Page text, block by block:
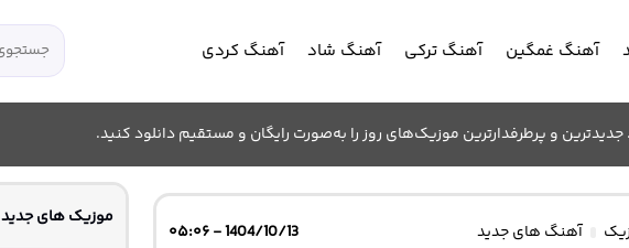
آهنگ غمگین آهنگ ترکی آهنگ شاد آهنگ کردی
و پرطرفدارترین موزیک‌های روز را به‌صورت رایگان و مستقیم دانلود کنید.
آهنگ های جدید 1404/10/13 - ۰۵:۰۶
موزیک های جدید